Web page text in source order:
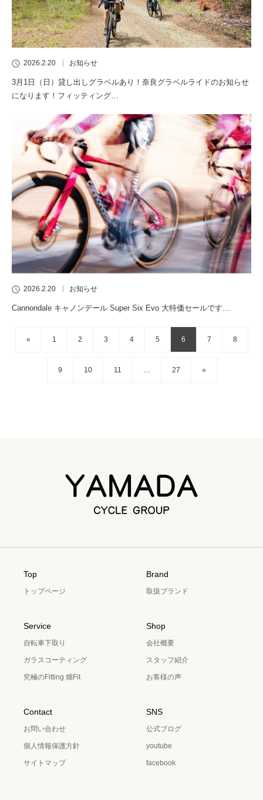
2026.2.20 お知らせ
3月1日（日）貸し出しグラベルあり！奈良グラベルライドのお知らせ
になります！フィッティング…
2026.2.20 お知らせ
Cannondale キャノンデール Super Six Evo 大特価セールです…
« 1 2 3 4 5 6 7 8
9 10 11 … 27 »
Top
トップページ
Brand
取扱ブランド
Service
自転車下取り
ガラスコーティング
究極のFitting 畑Fit
Shop
会社概要
スタッフ紹介
お客様の声
Contact
お問い合わせ
個人情報保護方針
サイトマップ
SNS
公式ブログ
youtube
facebook